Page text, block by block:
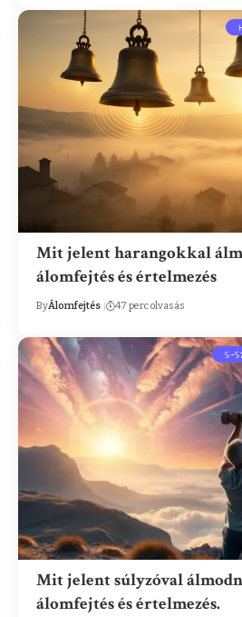
Mit jelent harangokkal
álomfejtés és értelmezés
ByÁlomfejtés 47 perc olvasás
S-
Mit jelent súlyzóval
álomfejtés és értelmezés.